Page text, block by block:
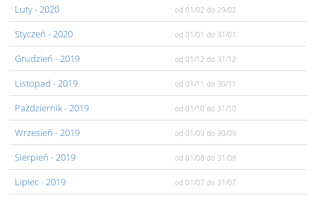
Luty- 2020 od 01/02 do 29/02
Styczeń - 2020 od 01/01 do 31/01
Grudzień - 2019 od 01/12 do 31/12
Listopad - 2019 od 01/11 do 30/11
Pażdziernik- 2019 od 01/10 do 31/10
Wrzesień - 2019 od 01/09 do 30/09
Sierpień - 2019 od 01/08 do 31/08
Lipiec- 2019 od 01/07 do 31/07